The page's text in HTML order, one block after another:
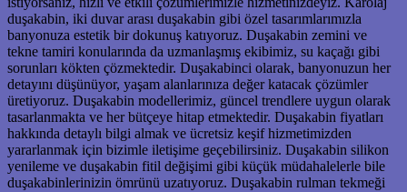
duşakabin, iki duvar arası duşakabin gibi özel tasarımlarımızla
banyonuza estetik bir dokunuş katıyoruz. Duşakabin zemini ve
tekne tamiri konularında da uzmanlaşmış ekibimiz, su kaçağı gibi
sorunları kökten çözmektedir. Duşakabinci olarak, banyonuzun her
detayını düşünüyor, yaşam alanlarınıza değer katacak çözümler
üretiyoruz. Duşakabin modellerimiz, güncel trendlere uygun olarak
tasarlanmakta ve her bütçeye hitap etmektedir. Duşakabin fiyatları
hakkında detaylı bilgi almak ve ücretsiz keşif hizmetimizden
yararlanmak için bizimle iletişime geçebilirsiniz. Duşakabin silikon
yenileme ve duşakabin fitil değişimi gibi küçük müdahalelerle bile
duşakabinlerinizin ömrünü uzatıyoruz. Duşakabin rulman tekmeği